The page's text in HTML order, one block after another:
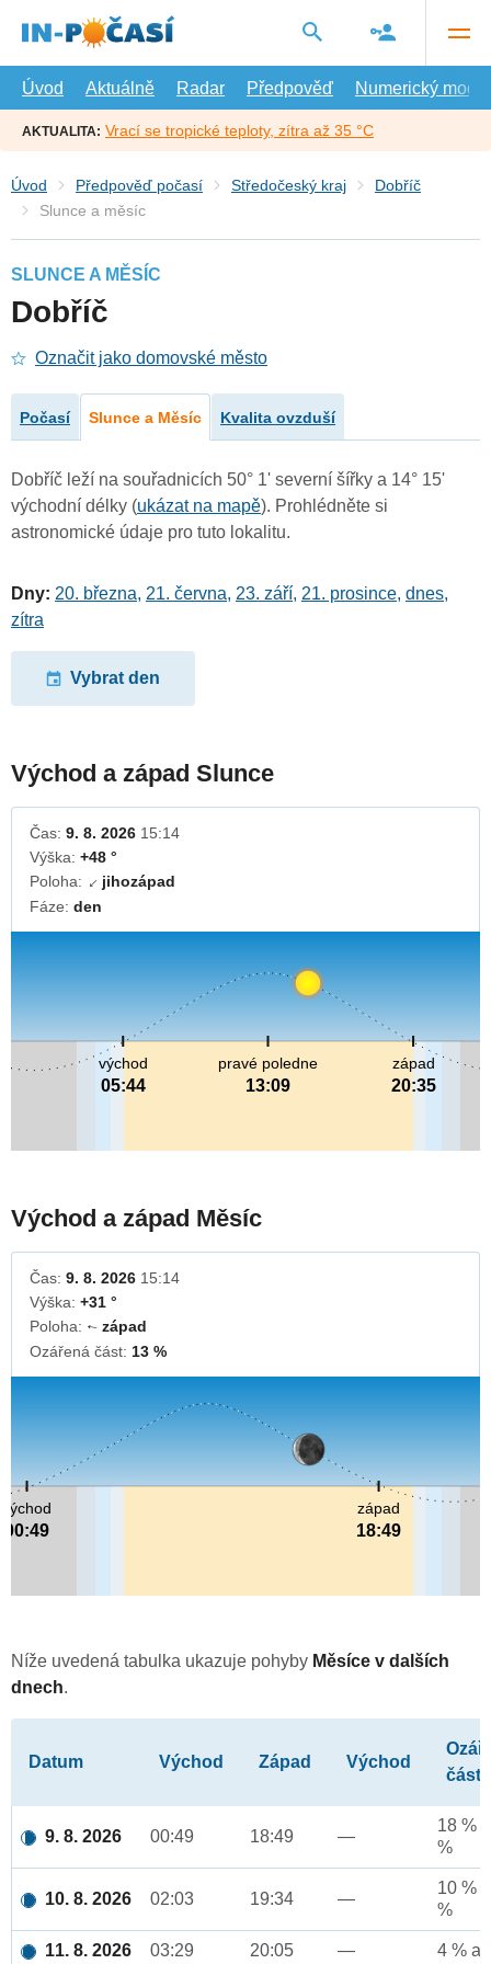
hlavní
Úvod
Aktuálně Radar Předpověď Numerický model
AKTUALITA: Vrací se tropické teploty, zítra až 35 °C
Úvod Předpověď počasí Středočeský kraj
Dobříč
Slunce a měsíc
SLUNCE A MĚSÍC
Dobříč
Označit jako domovské město
Počasí Slunce a Měsíc Kvalita ovzduší
Dobříč leží na souřadnicích 50° 1' severní šířky a 14° 15'
východní délky (ukázat na mapě). Prohlédněte si
astronomické údaje pro tuto lokalitu.
Dny: 20. března, 21. června, 23. září, 21. prosince, dnes,
zítra
Vybrat den
Východ a západ Slunce
Čas: 9. 8. 2026 15:14
Výška: +48 °
Poloha: ↓jihozápad
Fáze: den
pravé poledne
13:09
východ
05:44
západ
20:35
Východ a západ Měsíc
Čas: 9. 8. 2026 15:14
Výška: +31 °
Poloha:
↓západ
Ozářená část: 13 %
východ
00:49
západ
18:49
Níže uvedená tabulka ukazuje pohyby Měsíce v dalších
dnech.
Datum Východ Západ Východ
část
9. 8. 2026 00:49 18:49 —
18 %
%
10. 8. 2026 02:03 19:34 —
10 %
%
11. 8. 2026 03:29 20:05 — 4 %